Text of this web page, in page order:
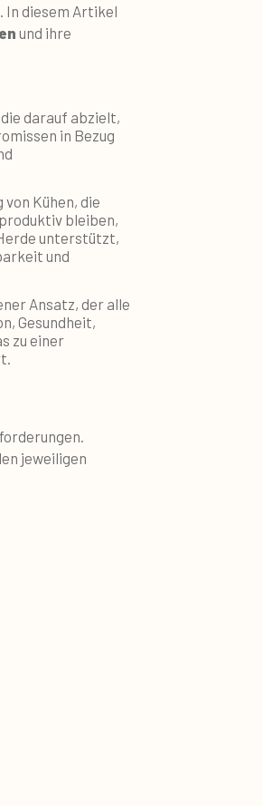
In diesem Artikel
und ihre
darauf abzielt,
in Bezug
Kühen, die
bleiben,
unterstützt,
und
Ansatz, der alle
Gesundheit,
zu einer
jeweiligen